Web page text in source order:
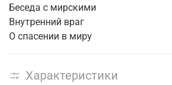
Беседа с мирскими
Внутренний враг
О спасении в миру
Характеристики